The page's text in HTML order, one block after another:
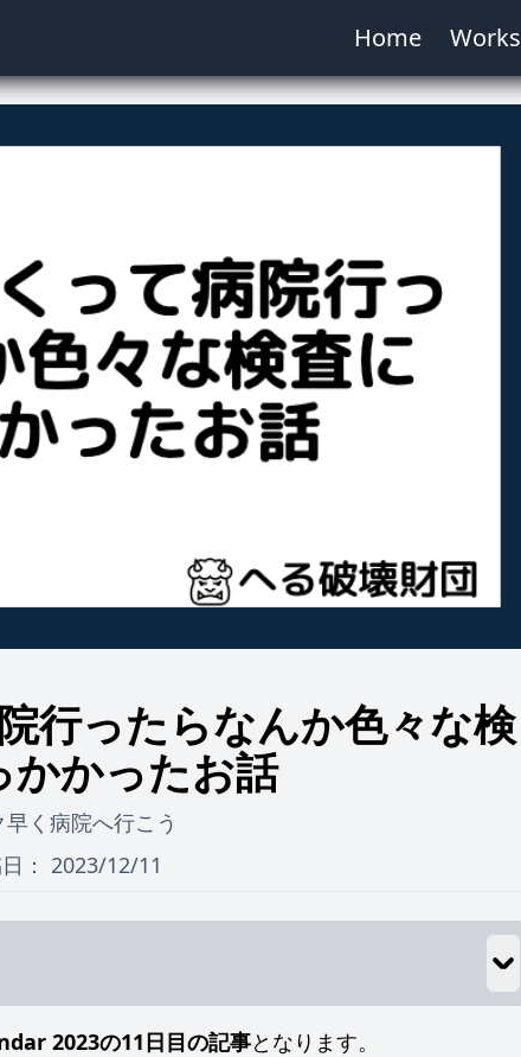
Home Works
行ったらなんか色々な検
かかったお話
早く病院へ行こう
： 2023/12/11
2023の11日目の記事となります。